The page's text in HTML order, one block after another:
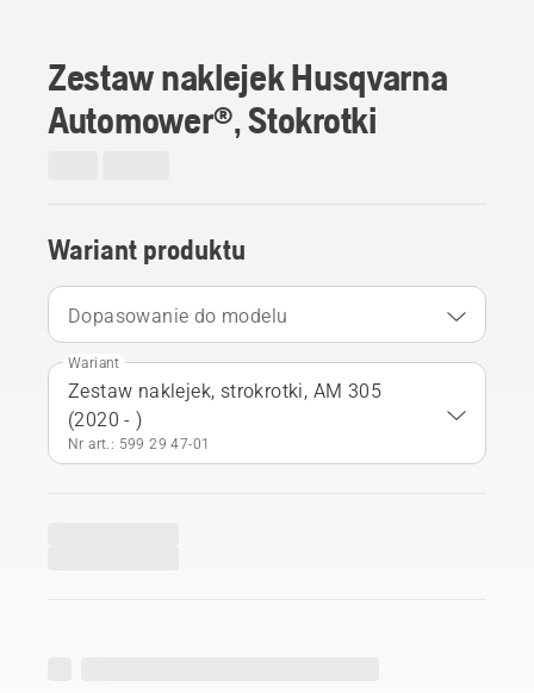
Zestaw naklejek Husqvarna
Automower®, Stokrotki
Wariant produktu
Dopasowanie do modelu
Wariant
Zestaw naklejek, strokrotki, AM 305
(2020 - )
Nr art.: 599 29 47‑01